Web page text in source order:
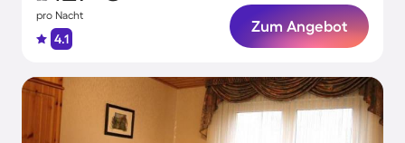
pro Nacht
4.1
Zum Angebot